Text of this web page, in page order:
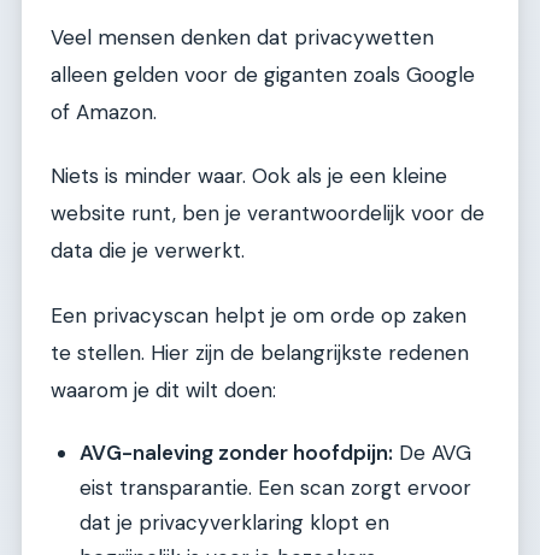
Veel mensen denken dat privacywetten
alleen gelden voor de giganten zoals Google
of Amazon.
Niets is minder waar. Ook als je een kleine
website runt, ben je verantwoordelijk voor de
data die je verwerkt.
Een privacyscan helpt je om orde op zaken
te stellen. Hier zijn de belangrijkste redenen
waarom je dit wilt doen:
AVG-naleving zonder hoofdpijn: De AVG
eist transparantie. Een scan zorgt ervoor
dat je privacyverklaring klopt en